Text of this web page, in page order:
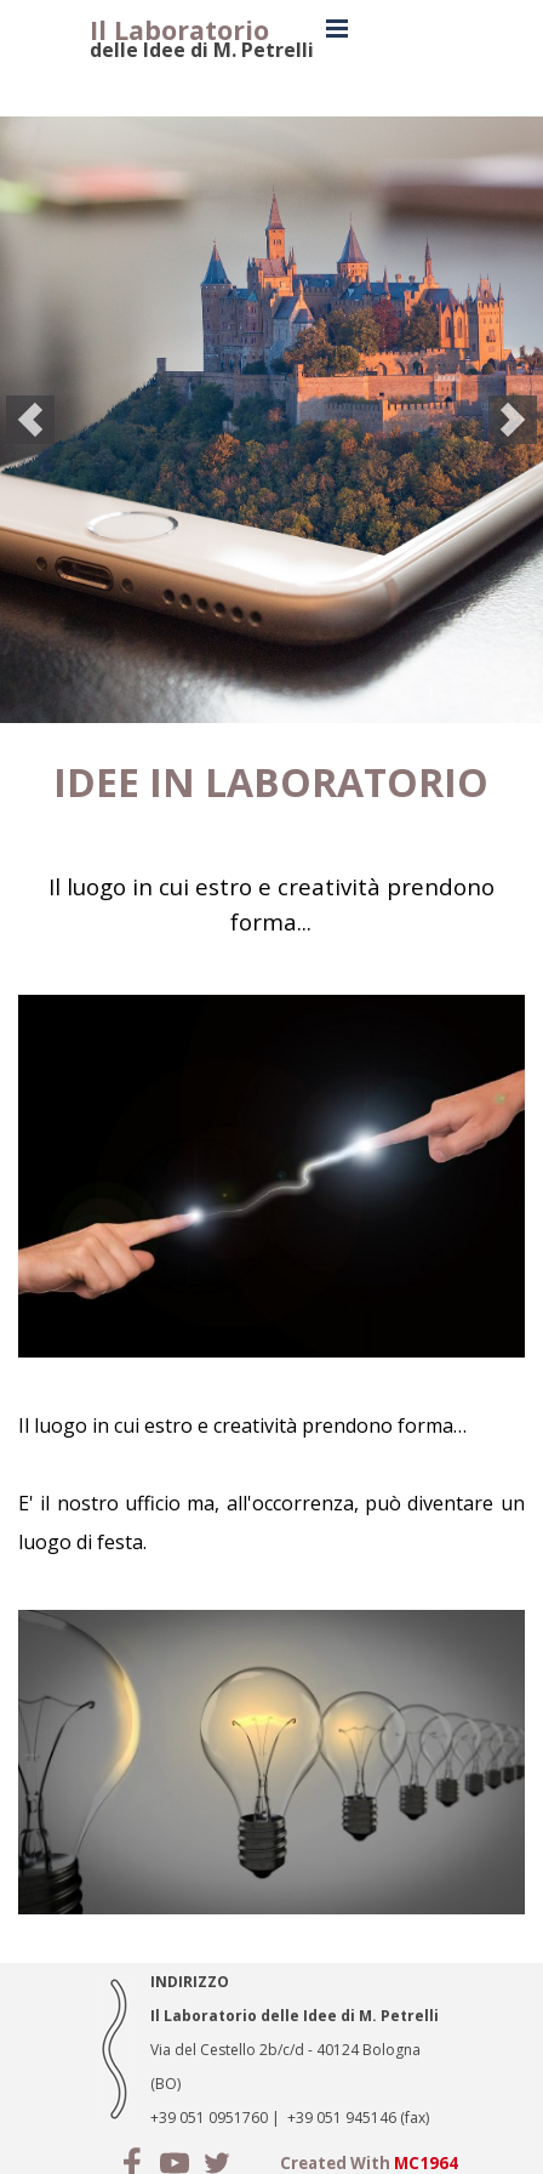
Il Laboratorio
delle Idee di M. Petrelli
Per essere
tasche del
IDEE IN LABORATORIO
Il luogo in cui estro e creatività prendono
forma...
Il luogo in cui estro e creatività prendono forma…
E' il nostro ufficio ma, all'occorrenza, può diventare un
luogo di festa.
Created With MC1964
INDIRIZZO
Il Laboratorio delle Idee di M. Petrelli
Via del Cestello 2b/c/d - 40124 Bologna
(BO)
+39 051 0951760 | +39 051 945146 (fax)
info@laboidee.it